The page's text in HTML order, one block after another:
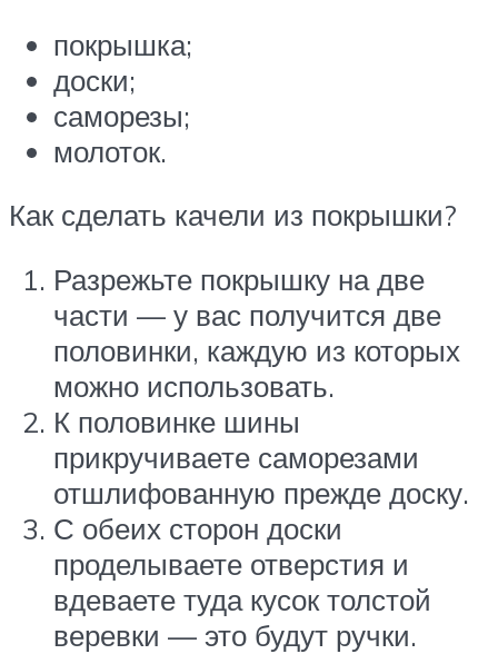
покрышка;
доски;
саморезы;
молоток.
Как сделать качели из покрышки?
Разрежьте покрышку на две
части — у вас получится две
половинки, каждую из которых
можно использовать.
К половинке шины
прикручиваете саморезами
отшлифованную прежде доску.
С обеих сторон доски
проделываете отверстия и
вдеваете туда кусок толстой
веревки — это будут ручки.